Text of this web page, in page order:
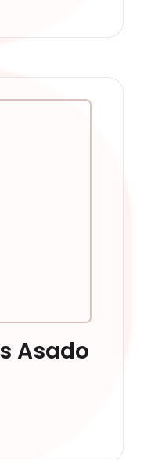
Asado